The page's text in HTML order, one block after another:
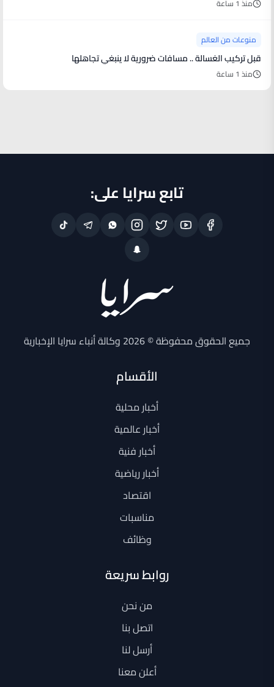
منذ 1 ساعة
منوعات من العالم
قبل تركيب الغسالة .. مسافات ضرورية لا ينبغي تجاهلها
منذ 1 ساعة
تابع سرايا على:
جميع الحقوق محفوظة © 2026 وكالة أنباء سرايا الإخبارية
الأقسام
أخبار محلية
أخبار عالمية
أخبار فنية
أخبار رياضية
اقتصاد
مناسبات
وظائف
روابط سريعة
من نحن
اتصل بنا
أرسل لنا
أعلن معنا